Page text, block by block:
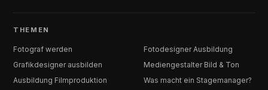
THEMEN
Fotograf werden
Fotodesigner Ausbildung
Grafikdesigner ausbilden
Mediengestalter Bild & Ton
Ausbildung Filmproduktion
Was macht ein Stagemanager?